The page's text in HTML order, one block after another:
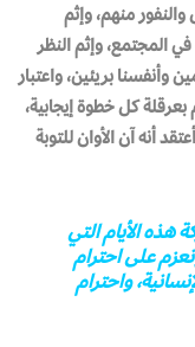
منهم، وإثم
في المجتمع، وإثم النظر
بريئين، واعتبار
بعرقلة كل خطوة إيجابية،
أنه آن الأوان للتوبة
هذه الأيام التي
على احترام
واحترام